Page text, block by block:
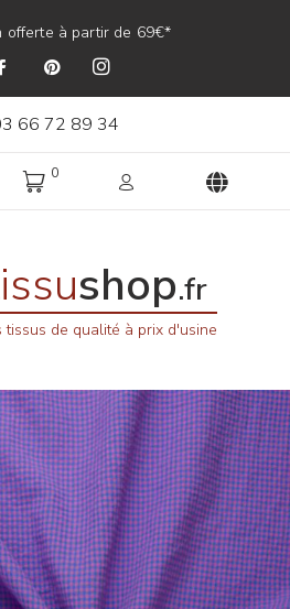
offerte à partir de 69€*
66 72 89 34
0
shop.fr
tissus de qualité à prix d'usine